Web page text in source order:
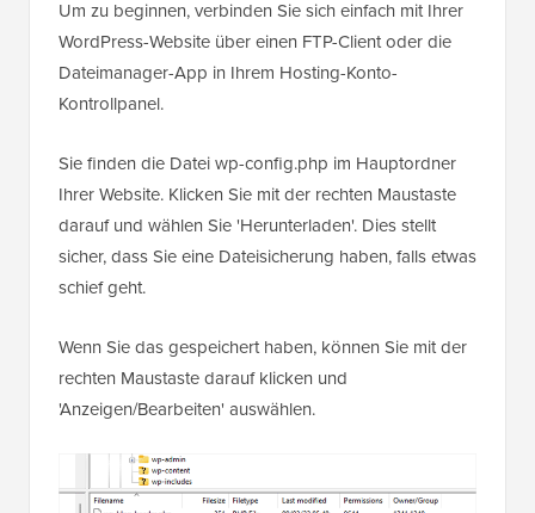
Um zu beginnen, verbinden Sie sich einfach mit Ihrer
WordPress-Website über einen FTP-Client oder die
Dateimanager-App in Ihrem Hosting-Konto-
Kontrollpanel.
Sie finden die Datei wp-config.php im Hauptordner
Ihrer Website. Klicken Sie mit der rechten Maustaste
darauf und wählen Sie 'Herunterladen'. Dies stellt
sicher, dass Sie eine Dateisicherung haben, falls etwas
schief geht.
Wenn Sie das gespeichert haben, können Sie mit der
rechten Maustaste darauf klicken und
'Anzeigen/Bearbeiten' auswählen.